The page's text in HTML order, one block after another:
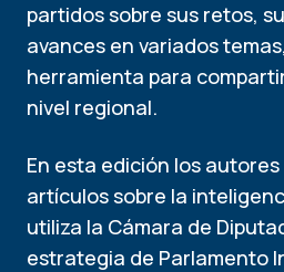
partidos sobre sus retos,
avances en variados
herramienta para
nivel regional.
En esta edición los
artículos sobre la
utiliza la Cámara de
estrategia de Parlamento